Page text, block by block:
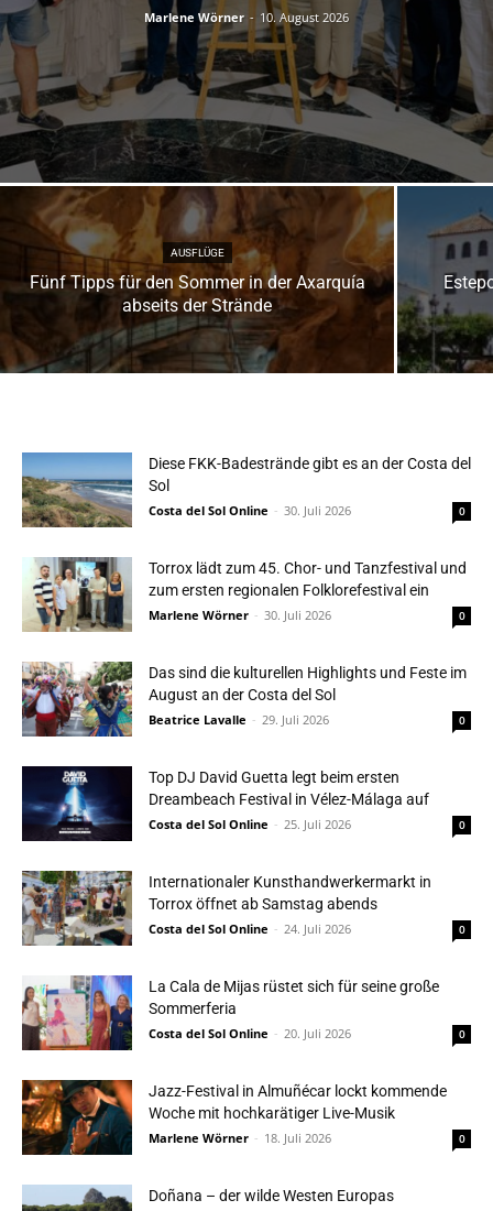
Marlene Wörner - 10. August 2026
AUSFLÜGE
Fünf Tipps für den Sommer in der Axarquía
abseits der Strände
Diese FKK-Badestrände gibt es an der Costa del
Sol
Costa del Sol Online - 30. Juli 2026 0
Torrox lädt zum 45. Chor- und Tanzfestival und
zum ersten regionalen Folklorefestival ein
Marlene Wörner - 30. Juli 2026 0
Das sind die kulturellen Highlights und Feste im
August an der Costa del Sol
Beatrice Lavalle - 29. Juli 2026 0
Top DJ David Guetta legt beim ersten
Dreambeach Festival in Vélez-Málaga auf
Costa del Sol Online - 25. Juli 2026 0
Internationaler Kunsthandwerkermarkt in
Torrox öffnet ab Samstag abends
Costa del Sol Online - 24. Juli 2026 0
La Cala de Mijas rüstet sich für seine große
Sommerferia
Costa del Sol Online - 20. Juli 2026 0
Jazz-Festival in Almuñécar lockt kommende
Woche mit hochkarätiger Live-Musik
Marlene Wörner - 18. Juli 2026 0
Doñana – der wilde Westen Europas